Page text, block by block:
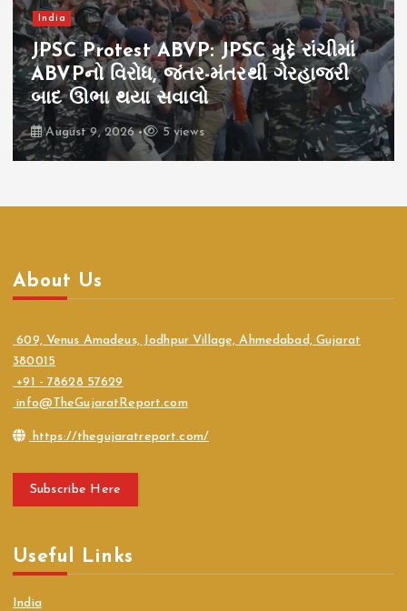
India
JPSC Protest ABVP: JPSC મુદ્દે રાંચીમાં
ABVPનો વિરોધ, જંતર-મંતરથી ગેરહાજરી
બાદ ઊભા થયા સવાલો
August 9, 2026 5 views
About Us
609, Venus Amadeus, Jodhpur Village, Ahmedabad, Gujarat
380015
+91 - 78628 57629
info@TheGujaratReport.com
https://thegujaratreport.com/
Subscribe Here
Useful Links
India